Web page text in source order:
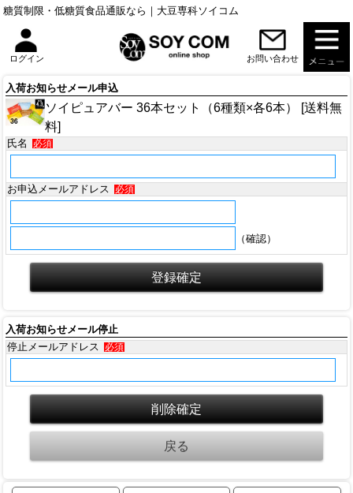
糖質制限・低糖質食品通販なら｜大豆専科ソイコム
ログイン お問い合わせ
入荷お知らせメール申込
ソイピュアバー 36本セット（6種類×各6本） [送料無
料]
氏名 必須
お申込メールアドレス 必須
（確認）
入荷お知らせメール停止
停止メールアドレス
必須